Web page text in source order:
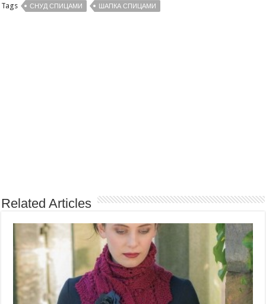
Tags СНУД СПИЦАМИ ШАПКА СПИЦАМИ
Related Articles